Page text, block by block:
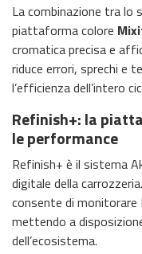
La combinazione tra
piattaforma colore
cromatica precisa e
riduce errori, sprechi e
l’efficienza dell’intero
Refinish+: la
le performance
Refinish+ è il sistema
digitale della
consente di
mettendo a
dell’ecosistema.